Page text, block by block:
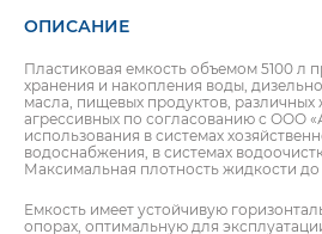
ОПИСАНИЕ
Пластиковая емкость объемом 5100 л
хранения и накопления воды,
масла, пищевых продуктов, различных
агрессивных по согласованию с ООО
использования в системах
водоснабжения, в системах
Максимальная плотность жидкости до
Емкость имеет устойчивую
опорах, оптимальную для